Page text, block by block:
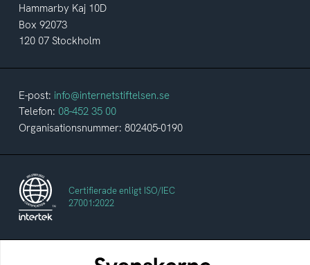
Hammarby Kaj 10D
Box 92073
120 07 Stockholm
E-post: info@internetstiftelsen.se
Telefon: 08-452 35 00
Organisationsnummer: 802405-0190
Certifierade enligt ISO/IEC
27001:2022
Svenskarna och internet